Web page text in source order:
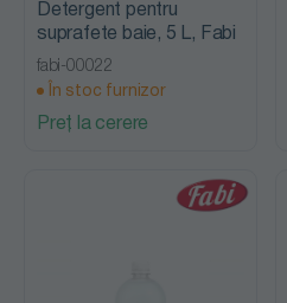
Detergent pentru
suprafete baie, 5 L, Fabi
fabi-00022
În stoc furnizor
Preț la cerere